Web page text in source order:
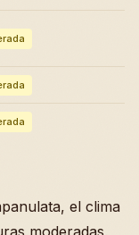
el clima
moderadas,